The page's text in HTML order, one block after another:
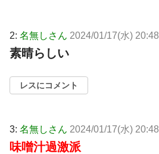
2: 名無しさん 2024/01/17(水)
素晴らしい
レスにコメント
3: 名無しさん 2024/01/17(水)
味噌汁過激派